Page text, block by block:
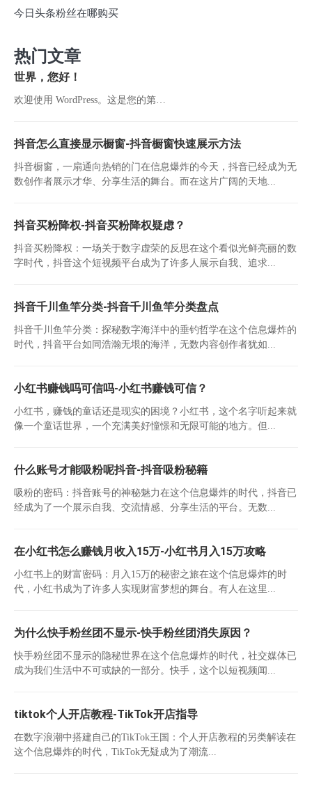
今日头条粉丝在哪购买
热门文章
世界，您好！
欢迎使用 WordPress。这是您的第…
抖音怎么直接显示橱窗-抖音橱窗快速展示方法
抖音橱窗，一扇通向热销的门在信息爆炸的今天，抖音已经成为无
数创作者展示才华、分享生活的舞台。而在这片广阔的天地...
抖音买粉降权-抖音买粉降权疑虑？
抖音买粉降权：一场关于数字虚荣的反思在这个看似光鲜亮丽的数
字时代，抖音这个短视频平台成为了许多人展示自我、追求...
抖音千川鱼竿分类-抖音千川鱼竿分类盘点
抖音千川鱼竿分类：探秘数字海洋中的垂钓哲学在这个信息爆炸的
时代，抖音平台如同浩瀚无垠的海洋，无数内容创作者犹如...
小红书赚钱吗可信吗-小红书赚钱可信？
小红书，赚钱的童话还是现实的困境？小红书，这个名字听起来就
像一个童话世界，一个充满美好憧憬和无限可能的地方。但...
什么账号才能吸粉呢抖音-抖音吸粉秘籍
吸粉的密码：抖音账号的神秘魅力在这个信息爆炸的时代，抖音已
经成为了一个展示自我、交流情感、分享生活的平台。无数...
在小红书怎么赚钱月收入15万-小红书月入15万攻略
小红书上的财富密码：月入15万的秘密之旅在这个信息爆炸的时
代，小红书成为了许多人实现财富梦想的舞台。有人在这里...
为什么快手粉丝团不显示-快手粉丝团消失原因？
快手粉丝团不显示的隐秘世界在这个信息爆炸的时代，社交媒体已
成为我们生活中不可或缺的一部分。快手，这个以短视频闻...
tiktok个人开店教程-TikTok开店指导
在数字浪潮中搭建自己的TikTok王国：个人开店教程的另类解读在
这个信息爆炸的时代，TikTok无疑成为了潮流...